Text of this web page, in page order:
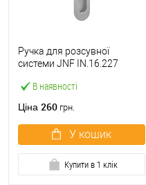
В наявності
Ручка для розсувної
системи JNF IN.16.227
Ціна 260 грн.
У кошик
Купити в 1 клік